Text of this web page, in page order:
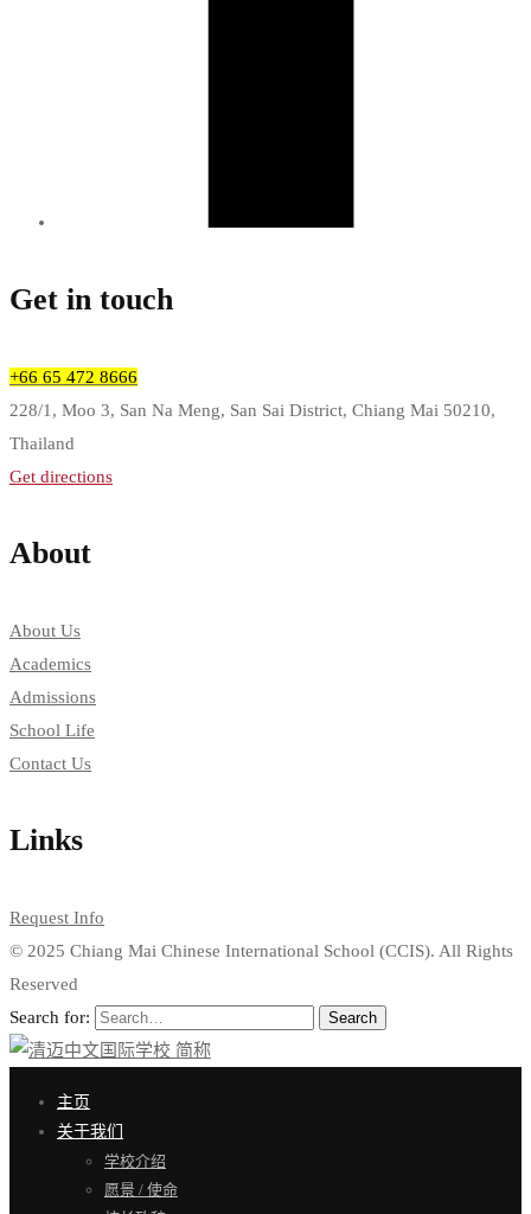
Get in touch
+66 65 472 8666
228/1, Moo 3, San Na Meng, San Sai District, Chiang Mai 50210,
Thailand
Get directions
About
About Us
Academics
Admissions
School Life
Contact Us
Links
Request Info
© 2025 Chiang Mai Chinese International School (CCIS). All Rights
Reserved
Search for:
Search
主页
关于我们
学校介绍
愿景 / 使命